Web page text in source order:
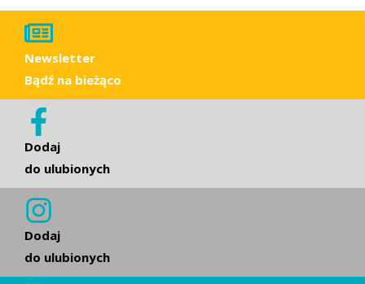
Newsletter
Bądź na bieżąco
Dodaj
do ulubionych
Dodaj
do ulubionych